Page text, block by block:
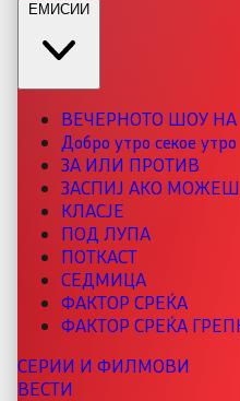
ЕМИСИИ
ВЕЧЕРНОТО ШОУ НА
Добро утро секое утро
ЗА ИЛИ ПРОТИВ
ЗАСПИЈ АКО МОЖЕШ
КЛАСЈЕ
ПОД ЛУПА
ПОТКАСТ
СЕДМИЦА
ФАКТОР СРЕЌА
ФАКТОР СРЕЌА
СЕРИИ И ФИЛМОВИ
ВЕСТИ